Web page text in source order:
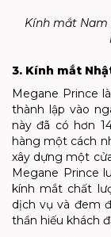
Kính mắt Nam
3. Kính mắt
Megane Prince
thành lập vào
này đã có hơn
hàng một cách
xây dựng một
Megane Prince
kính mắt chất
dịch vụ và đem
thần hiếu khách